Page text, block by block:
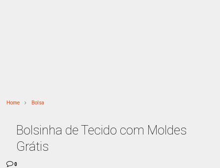
Home Bolsa
Bolsinha de Tecido com Moldes
Grátis
0